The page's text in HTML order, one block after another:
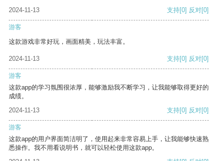
2024-11-13 支持[0] 反对[0]
游客
这款游戏非常好玩，画面精美，玩法丰富。
2024-11-13 支持[0] 反对[0]
游客
这款app的学习氛围很浓厚，能够激励我不断学习，让我能够取得更好的
成绩。
2024-11-13
支持[0] 反对[0]
游客
这款app的用户界面简洁明了，使用起来非常容易上手，让我能够快速熟
悉操作。我不用看说明书，就可以轻松使用这款app。